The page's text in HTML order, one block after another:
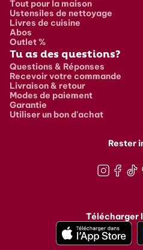
Tout pour la maison
Ustensiles de nettoyage
Livres de cuisine
Abos
Outlet %
Tu as des questions?
Questions & Réponses
Recevoir votre commande
Livraison & retour
Modes de paiement
Garantie
Utiliser un bon d'achat
Rester
Télécharger